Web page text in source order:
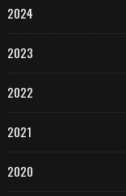
2024
2023
2022
2021
2020